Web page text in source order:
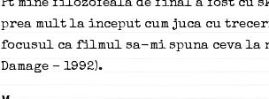
Pt mine filozofeala de final a fost cu
prea mult la inceput cum juca cu
focusul ca filmul sa-mi spuna ceva la
Damage – 1992).